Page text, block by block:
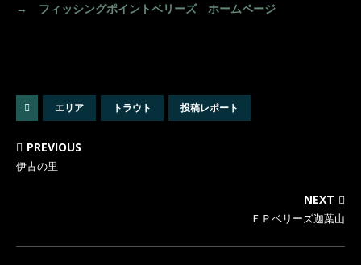
→ フィッシングポイントベリーズ ホームページ
エリア トラウト 投稿レポート
PREVIOUS
伊古の里
NEXT
ＦＰベリーズ迦葉山